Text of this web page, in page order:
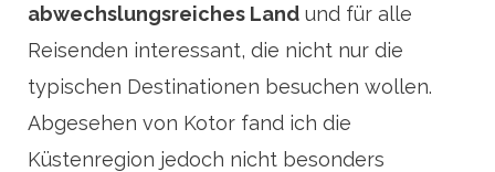
abwechslungsreiches Land und für alle
Reisenden interessant, die nicht nur die
typischen Destinationen besuchen wollen.
Abgesehen von Kotor fand ich die
Küstenregion jedoch nicht besonders